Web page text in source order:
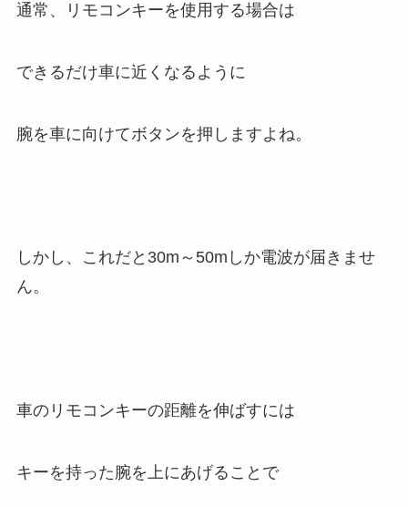
通常、リモコンキーを使用する場合は
できるだけ車に近くなるように
腕を車に向けてボタンを押しますよね。
しかし、これだと30m～50mしか電波が届きませ
ん。
車のリモコンキーの距離を伸ばすには
キーを持った腕を上にあげることで